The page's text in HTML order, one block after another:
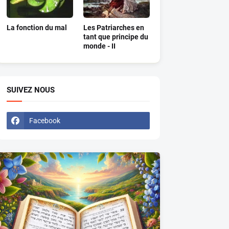
La fonction du mal
Les Patriarches en
tant que principe du
monde - II
SUIVEZ NOUS
Facebook